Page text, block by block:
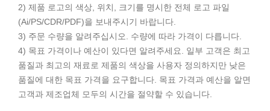
2) 제품 로고의 색상, 위치, 크기를 명시한 전체 로고 파일
(Ai/PS/CDR/PDF)을 보내주시기 바랍니다.
3) 주문 수량을 알려주십시오. 수량에 따라 가격이 다릅니다.
4) 목표 가격이나 예산이 있다면 알려주세요. 일부 고객은 최고
품질과 최고의 재료로 제품의 색상을 사용자 정의하지만 낮은
품질에 대한 목표 가격을 요구합니다. 목표 가격과 예산을 알면
고객과 제조업체 모두의 시간을 절약할 수 있습니다.